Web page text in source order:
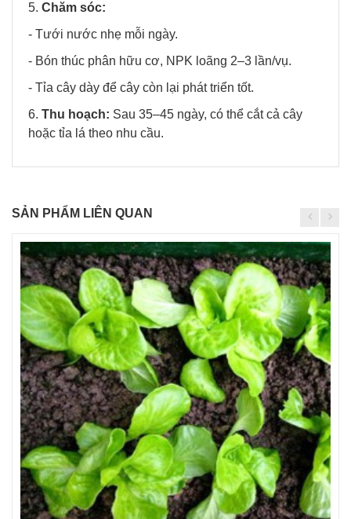
5. Chăm sóc:
- Tưới nước nhẹ mỗi ngày.
- Bón thúc phân hữu cơ, NPK loãng 2–3 lần/vụ.
- Tỉa cây dày để cây còn lại phát triển tốt.
6. Thu hoạch: Sau 35–45 ngày, có thể cắt cả cây
hoặc tỉa lá theo nhu cầu.
SẢN PHẨM LIÊN QUAN